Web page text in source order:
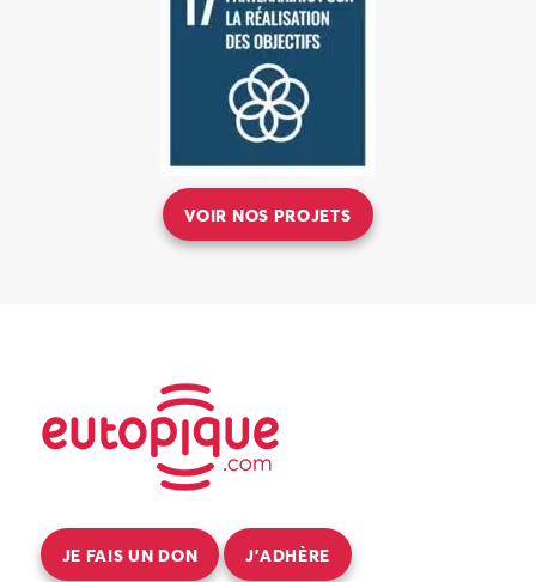
OBJECTIF 17 :
PARTENARIATS POUR LA
RÉALISATION DES
OBJECTIFS
Des partenariats inclusifs
construits sur des principes
et des valeurs, une vision
commune et des objectifs
communs sont nécessaires.
VOIR NOS PROJETS
JE FAIS UN DON J’ADHÈRE